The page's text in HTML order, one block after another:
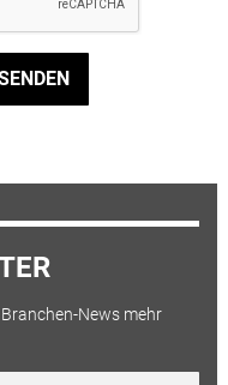
News mehr